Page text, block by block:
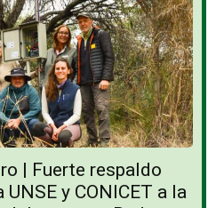
| Fuerte respaldo
y CONICET a la